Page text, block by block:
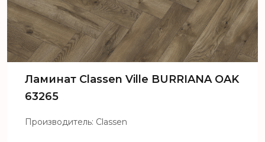
Ламинат Classen Ville BURRIANA OAK
63265
Производитель: Classen